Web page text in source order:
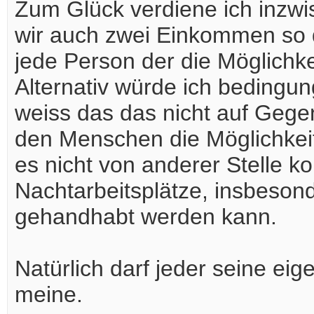
Zum Glück verdiene ich
wir auch zwei Einkommen
jede Person der die
Alternativ würde ich
weiss das das nicht auf
den Menschen die
es nicht von anderer Stelle
Nachtarbeitsplätze,
gehandhabt werden kann.
Natürlich darf jeder seine
meine.